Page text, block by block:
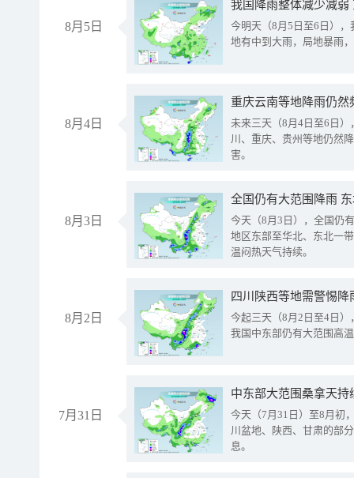
8月5日
我国降雨整体减少减弱
今明天（8月5日至6日）
地有中到大雨，局地暴雨
8月4日
重庆云南等地降雨仍然
未来三天（8月4日至6日
川、重庆、贵州等地仍然
害。
8月3日
全国仍有大范围降雨
今天（8月3日），全国仍
地区东部至华北、东北一
温闷热天气持续。
8月2日
今起三天（8月2日至4日
我国中东部仍有大范围高
7月31日
中东部大范围桑拿天
今天（7月31日）至8月初
川盆地、陕西、甘肃的部
息。